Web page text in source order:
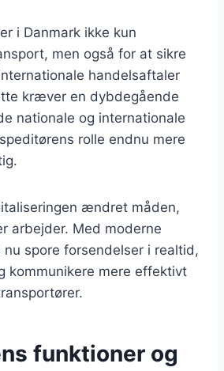
i Danmark ikke kun
men også for at sikre
handelsaftaler
kræver en dybdegående
nationale og internationale
rolle endnu mere
ændret måden,
arbejder. Med moderne
spore forsendelser i realtid,
kommunikere mere effektivt
funktioner og